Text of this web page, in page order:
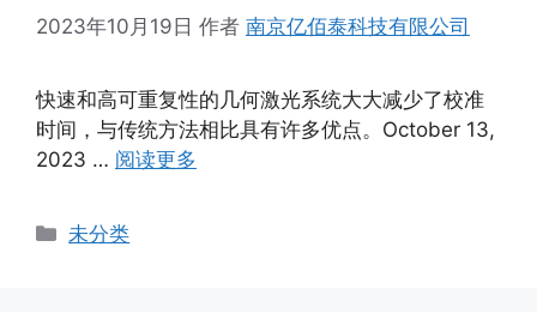
2023年10月19日 作者 南京亿佰泰科技有限公司
快速和高可重复性的几何激光系统大大减少了校准
时间，与传统方法相比具有许多优点。October 13,
2023 … 阅读更多
分
未分类